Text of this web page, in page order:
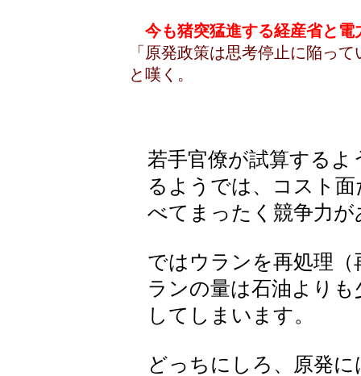
今も猪突猛進する経産省と電
「原発政策は思考停止に陥っ
と嘆く。
若手官僚が試算する
るようでは、コスト
べてまったく競争力
ではウランを再処理
ランの量は石油より
してしまいます。
どっちにしろ、原発